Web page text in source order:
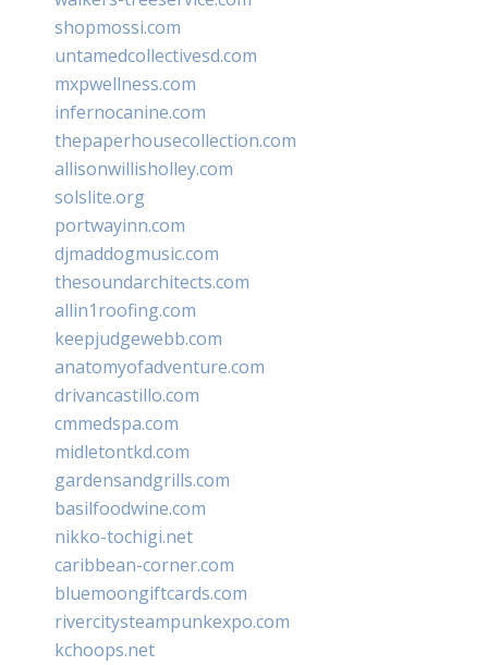
shopmossi.com
untamedcollectivesd.com
mxpwellness.com
infernocanine.com
thepaperhousecollection.com
allisonwillisholley.com
solslite.org
portwayinn.com
djmaddogmusic.com
thesoundarchitects.com
allin1roofing.com
keepjudgewebb.com
anatomyofadventure.com
drivancastillo.com
cmmedspa.com
midletontkd.com
gardensandgrills.com
basilfoodwine.com
nikko-tochigi.net
caribbean-corner.com
bluemoongiftcards.com
rivercitysteampunkexpo.com
kchoops.net